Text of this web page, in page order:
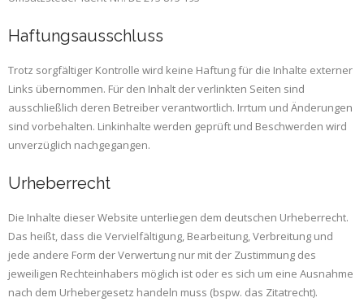
Haftungsausschluss
Trotz sorgfältiger Kontrolle wird keine Haftung für die Inhalte externer
Links übernommen. Für den Inhalt der verlinkten Seiten sind
ausschließlich deren Betreiber verantwortlich. Irrtum und Änderungen
sind vorbehalten. Linkinhalte werden geprüft und Beschwerden wird
unverzüglich nachgegangen.
Urheberrecht
Die Inhalte dieser Website unterliegen dem deutschen Urheberrecht.
Das heißt, dass die Vervielfältigung, Bearbeitung, Verbreitung und
jede andere Form der Verwertung nur mit der Zustimmung des
jeweiligen Rechteinhabers möglich ist oder es sich um eine Ausnahme
nach dem Urhebergesetz handeln muss (bspw. das Zitatrecht).